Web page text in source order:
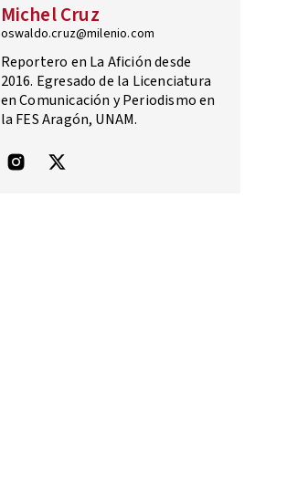
Michel Cruz
oswaldo.cruz@milenio.com
Reportero en La Afición desde
2016. Egresado de la Licenciatura
en Comunicación y Periodismo en
la FES Aragón, UNAM.